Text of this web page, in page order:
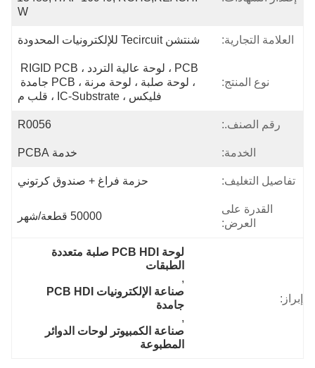
W
العلامة التجارية: شنتشن Tecircuit للإلكترونيات المحدودة
نوع المنتج:
PCB ، لوحة عالية التردد ، RIGID PCB
، لوحة صلبة ، لوحة مرنة ، PCB جامدة
فليكس ، IC-Substrate ، قلب م
رقم الصنف.: R0056
الخدمة: خدمة PCBA
تفاصيل التغليف: حزمة فراغ + صندوق كرتوني
القدرة على
العرض:
50000 قطعة/شهر
إبراز:
لوحة PCB HDI صلبة متعددة
الطبقات
,
صناعة الإلكترونيات PCB HDI
جامدة
,
صناعة الكمبيوتر لوحات الدوائر
المطبوعة